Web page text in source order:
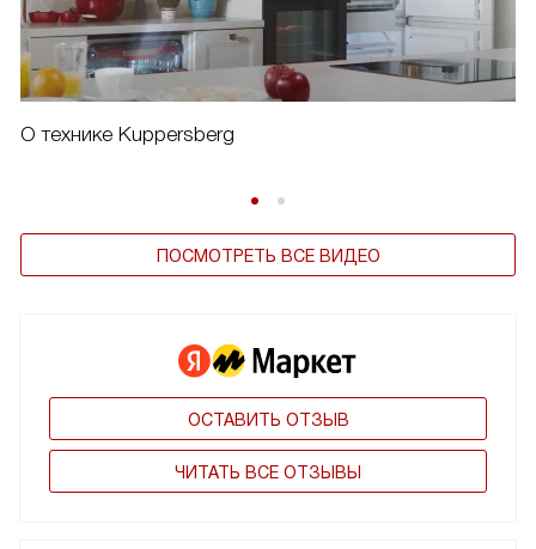
О технике Kuppersberg
ПОСМОТРЕТЬ ВСЕ ВИДЕО
ОСТАВИТЬ ОТЗЫВ
ЧИТАТЬ ВСЕ ОТЗЫВЫ